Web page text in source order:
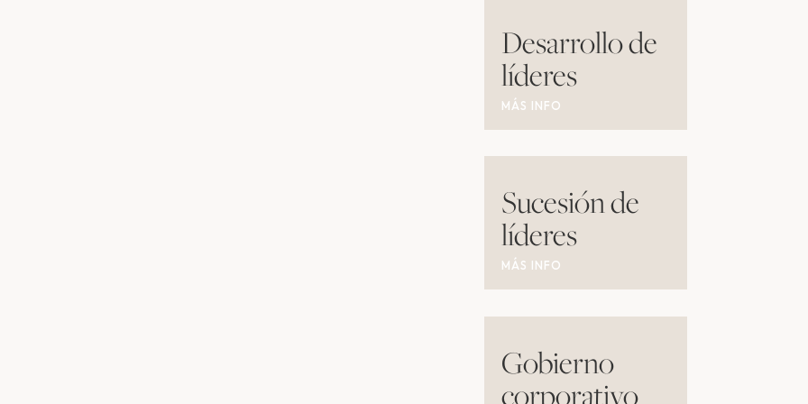
Desarrollo de
líderes
MÁS INFO
Sucesión de
líderes
MÁS INFO
Gobierno
corporativo